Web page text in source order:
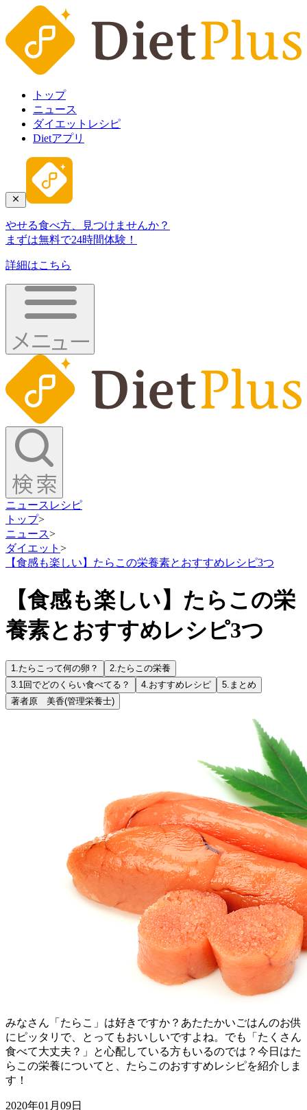
トップ
ニュース
ダイエットレシピ
Dietアプリ
やせる食べ方、見つけませんか？
まずは無料で24時間体験！
詳細はこちら
ニュース レシピ
トップ>
ニュース>
ダイエット >
【食感も楽しい】たらこの栄養素とおすすめレシピ3つ
【食感も楽しい】たらこの栄
養素とおすすめレシピ3つ
1.たらこって何の卵？ 2.たらこの栄養
3.1回でどのくらい食べてる？ 4.おすすめレシピ 5. まとめ
著者原 美香(管理栄養士)
みなさん「たらこ」は好きですか？あたたかいごはんのお供
にピッタリで、とってもおいしいですよね。でも「たくさん
食べて大丈夫？」と心配している方もいるのでは？今日はた
らこの栄養についてと、たらこのおすすめレシピを紹介しま
す！
2020年01月09日